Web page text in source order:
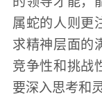
属蛇的人则更
求精神层面的
竞争性和挑战
要深入思考和